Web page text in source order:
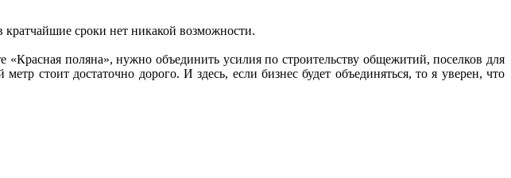
кратчайшие сроки нет никакой возможности.
поляна», нужно объединить усилия по строительству общежитий, поселков для
стоит достаточно дорого. И здесь, если бизнес будет объединяться, то я уверен, что